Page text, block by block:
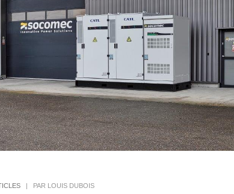
| PAR LOUIS DUBOIS